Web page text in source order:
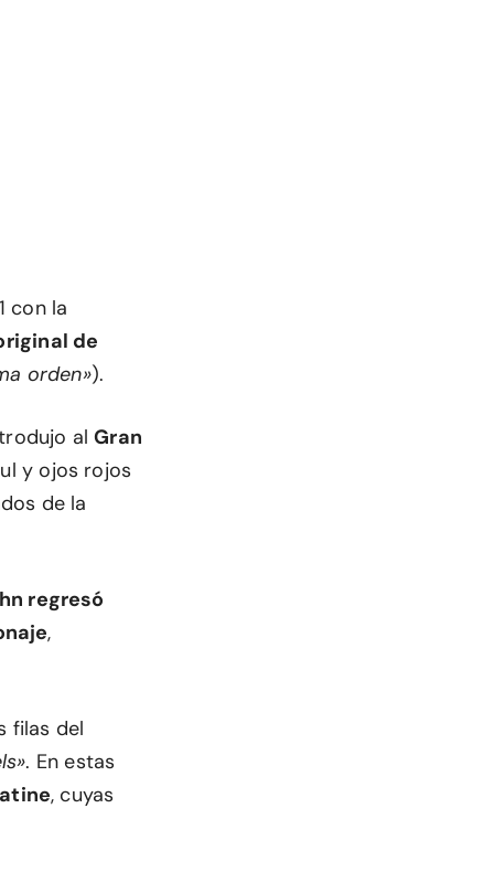
con la
de
orden»).
alGran
y ojos rojos
de la
regresó
,
filas del
. En estas
, cuyas